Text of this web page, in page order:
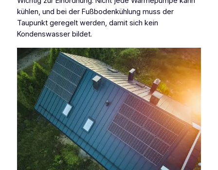
kühlen, und bei der Fußbodenkühlung muss der
Taupunkt geregelt werden, damit sich kein
Kondenswasser bildet.